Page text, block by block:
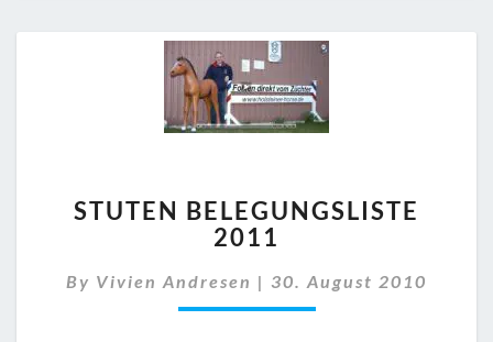
BELEGUNGSLISTE
2011
STUTEN BELEGUNGSLISTE
2011
By Vivien Andresen | 30. August 2010